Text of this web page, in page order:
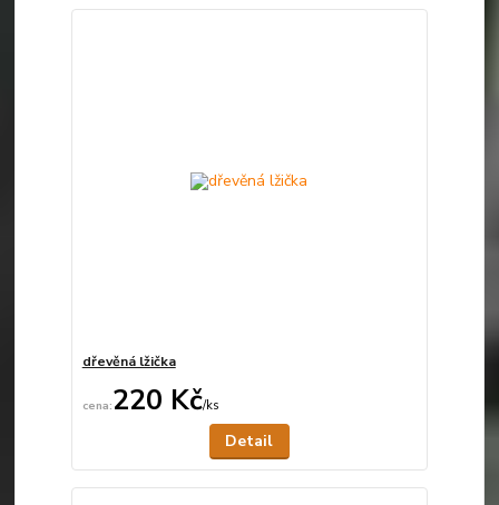
dřevěná lžička
220 Kč/ks
Detail